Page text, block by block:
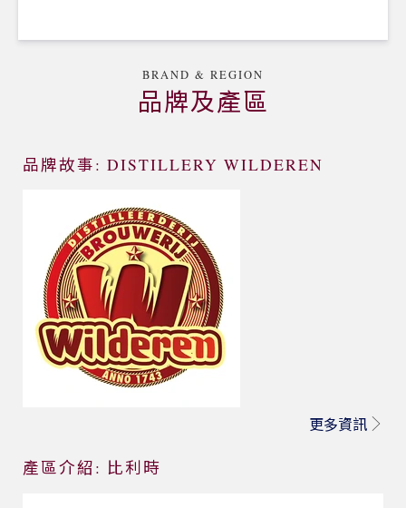
BRAND & REGION
品牌及產區
品牌故事: DISTILLERY WILDEREN
更多資訊
產區介紹: 比利時